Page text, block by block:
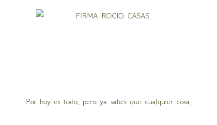
Por hoy es todo, pero ya sabes que cualquier cosa,